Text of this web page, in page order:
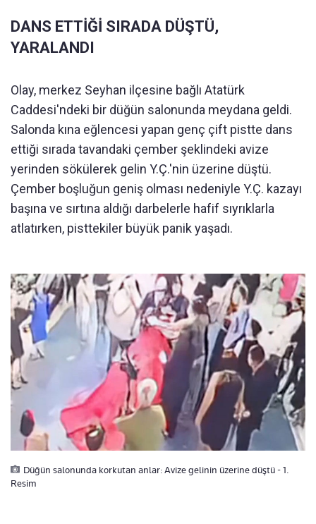
DANS ETTİĞİ SIRADA DÜŞTÜ,
YARALANDI
Olay, merkez Seyhan ilçesine bağlı Atatürk
Caddesi'ndeki bir düğün salonunda meydana geldi.
Salonda kına eğlencesi yapan genç çift pistte dans
ettiği sırada tavandaki çember şeklindeki avize
yerinden sökülerek gelin Y.Ç.'nin üzerine düştü.
Çember boşluğun geniş olması nedeniyle Y.Ç. kazayı
başına ve sırtına aldığı darbelerle hafif sıyrıklarla
atlatırken, pisttekiler büyük panik yaşadı.
Düğün salonunda korkutan anlar: Avize gelinin üzerine düştü - 1.
Resim